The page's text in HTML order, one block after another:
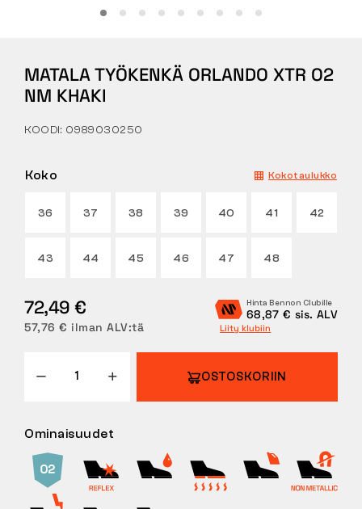
MEISTÄ
PALAUTUKSET
MATALA TYÖKENKÄ ORLANDO XTR O2
NM KHAKI
KOODI: 0989030250
Koko Kokotaulukko
36 37 38 39 40 41 42
43 44 45 46 47 48
72,49 €
57,76 € ilman ALV:tä
Hinta Bennon Clubille
68,87 € sis. ALV
Liity klubiin
OSTOSKORIIN
Ominaisuudet